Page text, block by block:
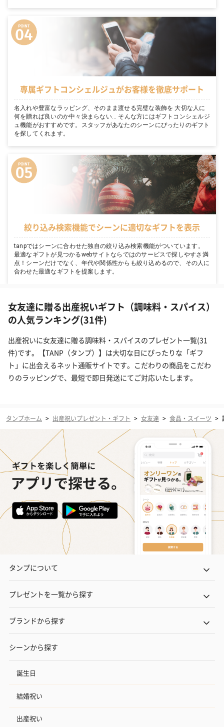
専属ギフトコンシェルジュがお客様を徹底サポート
名入れや豊富なラッピング、そのまま渡せる完璧な装飾を 大切な人に
何を贈れば良いのか中々決まらない… そんな方にはギフトコンシェルジ
ュ機能がおすすめです。スタッフがあなたのシーンにぴったりのギフト
を探してくれます。
絞り込み検索機能でシーンに適切なギフトを表示
tanpではシーンに合わせた独自の絞り込み検索機能がついています。
最適なギフトが見つかるwebサイトならではのサービスで探しやすさ満
点！シーンだけでなく、年代や関係性からも絞り込めるので、その人に
合わせた最適なギフトを提案します。
女友達に贈る出産祝いギフト（調味料・スパイス）
の人気ランキング(31件)
出産祝いに女友達に贈る調味料・スパイスのプレゼント一覧(31
件)です。【TANP（タンプ）】は大切な日にぴったりな「ギフ
ト」に出会えるネット通販サイトです。こだわりの商品をこだわ
りのラッピングで、最短で即日発送にてご対応いたします。
タンプホーム > 出産祝いプレゼント・ギフト > 女友達 > 食品・スイーツ >
タンプについて
プレゼントを一覧から探す
ブランドから探す
シーンから探す
誕生日
結婚祝い
出産祝い